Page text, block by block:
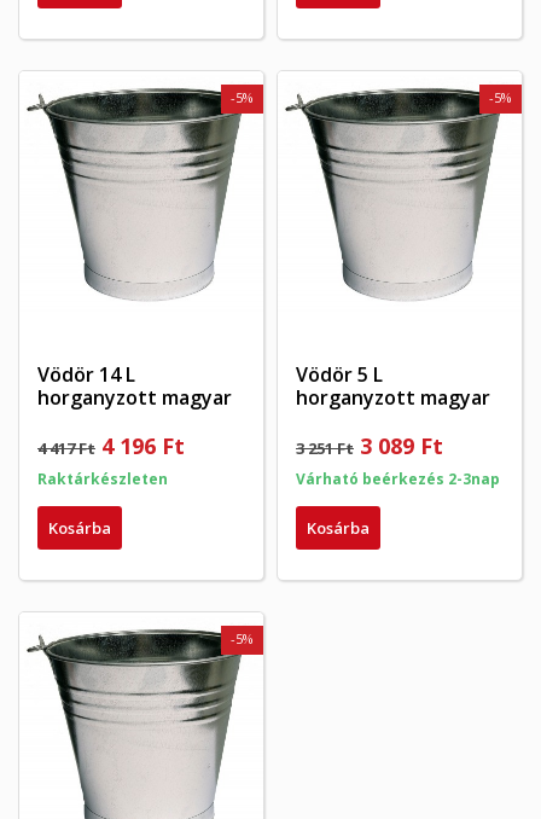
Vödör 14 L
horganyzott magyar
4 417 Ft
-5%
4 196 Ft
Raktárkészleten
Kosárba
Vödör 5 L
horganyzott magyar
3 251 Ft
-5%
3 089 Ft
Várható beérkezés 2-3nap
Kosárba
-5%
My wishlists ×
((modalTitle)) ×
((confirmMessage))
Kívánságlista létrehozása ×
Kívánságlista neve
Mégsem Kívánságlista létrehozása
Bejelentkezés ×
Be kell jelentkezned a termékek kívánságlistába történő
mentéséhez.
Bejelentkezés